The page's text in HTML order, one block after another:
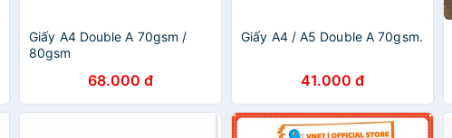
Giấy A4 Double A 70gsm /
80gsm
68.000 đ
Giấy A4 / A5 Double A 70gsm.
41.000 đ